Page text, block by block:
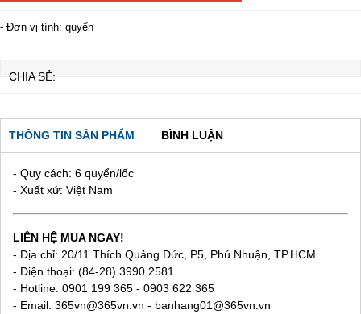
- Đơn vị tính: quyển
CHIA SẺ:
THÔNG TIN SẢN PHẨM BÌNH LUẬN
- Quy cách: 6 quyển/lốc
- Xuất xứ: Việt Nam
LIÊN HỆ MUA NGAY!
- Địa chỉ: 20/11 Thích Quảng Đức, P5, Phú Nhuận, TP.HCM
- Điện thoại: (84-28) 3990 2581
- Hotline: 0901 199 365 - 0903 622 365
- Email: 365vn@365vn.vn - banhang01@365vn.vn